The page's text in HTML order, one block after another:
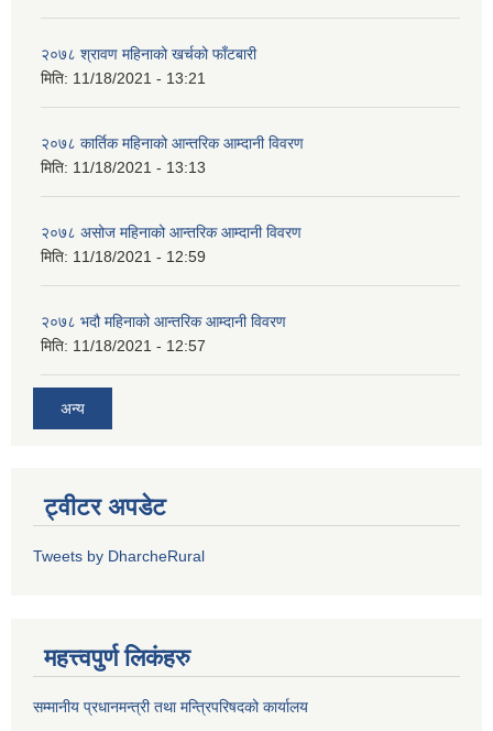
२०७८ श्रावण महिनाको खर्चको फाँटबारी
मिति: 11/18/2021 - 13:21
२०७८ कार्तिक महिनाको आन्तरिक आम्दानी विवरण
मिति: 11/18/2021 - 13:13
२०७८ असोज महिनाको आन्तरिक आम्दानी विवरण
मिति: 11/18/2021 - 12:59
२०७८ भदौ महिनाको आन्तरिक आम्दानी विवरण
मिति: 11/18/2021 - 12:57
अन्य
ट्वीटर अपडेट
Tweets by DharcheRural
महत्त्वपुर्ण लिकंहरु
सम्मानीय प्रधानमन्त्री तथा मन्त्रिपरिषदको कार्यालय